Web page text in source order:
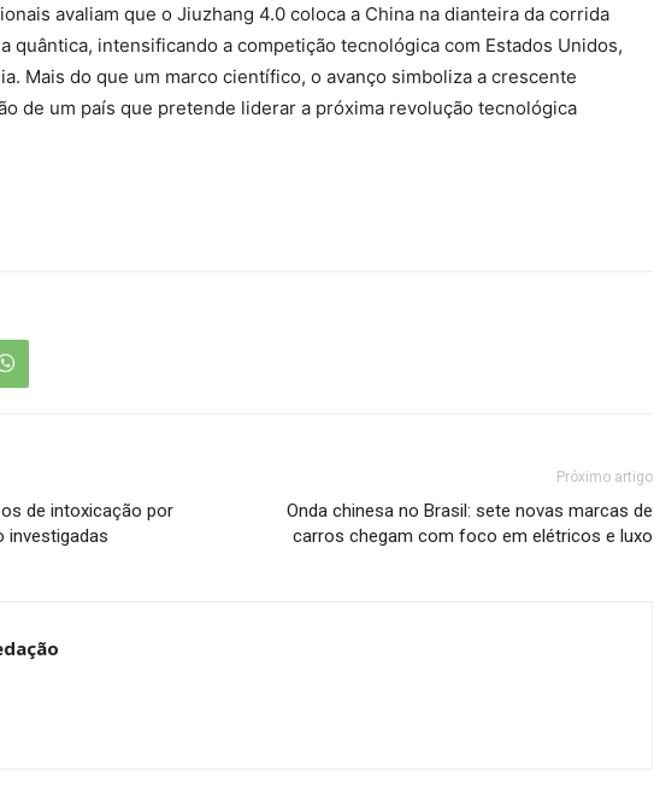
avaliam que o Jiuzhang 4.0 coloca a China na dianteira da corrida
quântica, intensificando a competição tecnológica com Estados Unidos,
Mais do que um marco científico, o avanço simboliza a crescente
de um país que pretende liderar a próxima revolução tecnológica
de intoxicação por
investigadas
Próximo artigo
Onda chinesa no Brasil: sete novas marcas de
carros chegam com foco em elétricos e luxo